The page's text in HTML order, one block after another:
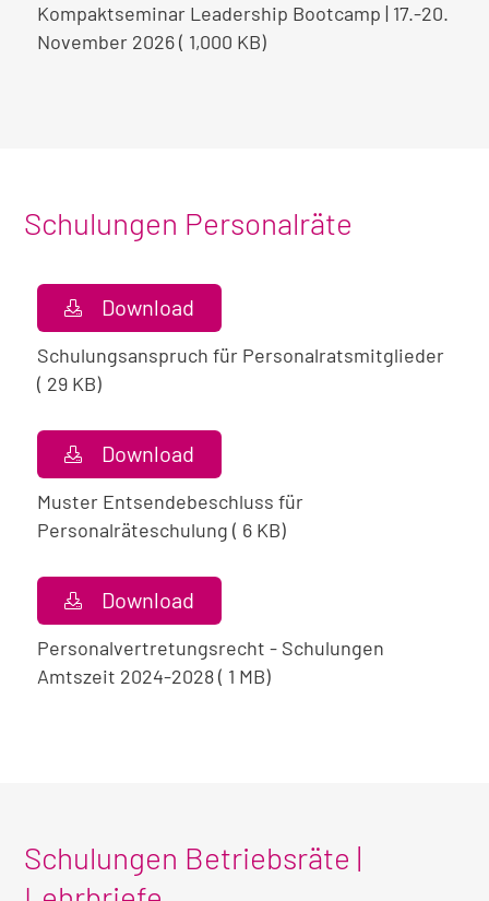
Kompaktseminar Leadership Bootcamp | 17.-20.
November 2026 ( 1,000 KB)
Schulungen Personalräte
Download
Schulungsanspruch für Personalratsmitglieder
( 29 KB)
Download
Muster Entsendebeschluss für
Personalräteschulung ( 6 KB)
Download
Personalvertretungsrecht - Schulungen
Amtszeit 2024-2028 ( 1 MB)
Schulungen Betriebsräte |